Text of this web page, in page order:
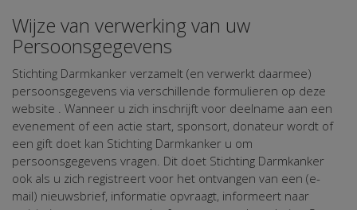
Wijze van verwerking van uw
Persoonsgegevens
Stichting Darmkanker verzamelt (en verwerkt daarmee)
persoonsgegevens via verschillende formulieren op deze
website . Wanneer u zich inschrijft voor deelname aan een
evenement of een actie start, sponsort, donateur wordt of
een gift doet kan Stichting Darmkanker u om
persoonsgegevens vragen. Dit doet Stichting Darmkanker
ook als u zich registreert voor het ontvangen van een (e-
mail) nieuwsbrief, informatie opvraagt, informeert naar